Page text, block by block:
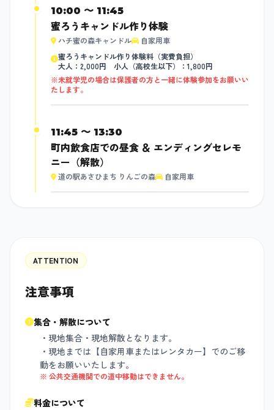
10:00 〜 11:45
蜜ろうキャンドル作り体験
ハチ蜜の森キャンドル
自家用車
蜜ろうキャンドル作り体験料（実費負担）
大人：2,000円 小人（高校生以下）：1,800円
※未就学児の場合は保護者の方と一緒に体験参加をお願いい
たします。
11:45 〜 13:30
町内飲食店での昼食 ＆ エンディングセレモ
ニー（解散）
道の駅あさひまち りんごの森 自家用車
ATTENTION
注意事項
集合・解散について
・現地集合・現地解散となります。
・現地までは【自家用車またはレンタカー】でのご移
動をお願いいたします。
※ 公共交通機関での道中移動はできません。
料金について